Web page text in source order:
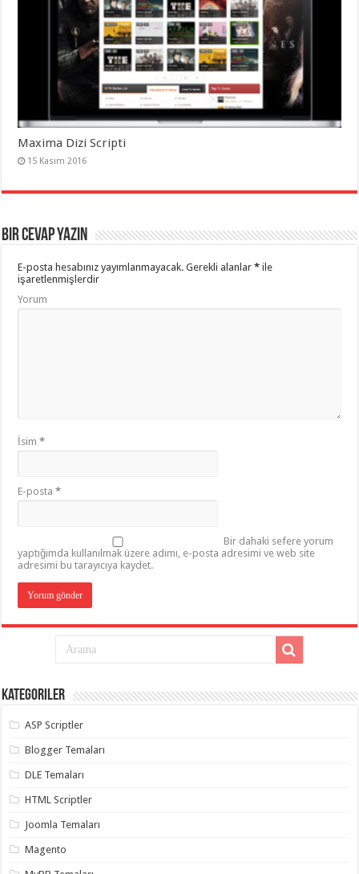
Maxima Dizi Scripti
15 Kasım 2016
Bir cevap yazın
E-posta hesabınız yayımlanmayacak. Gerekli alanlar* ile
işaretlenmişlerdir
Yorum
İsim*
E-posta*
Bir dahaki sefere yorum
yaptığımda kullanılmak üzere adımı, e-posta adresimi ve web site
adresimi bu tarayıcıya kaydet.
Kategoriler
ASP Scriptler
Blogger Temaları
DLE Temaları
HTML Scriptler
Joomla Temaları
Magento